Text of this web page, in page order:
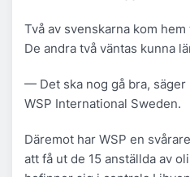
Två av svenskarna kom
De andra två väntas kunna
— Det ska nog gå bra, säger
WSP International Sweden.
Däremot har WSP en
att få ut de 15 anställda av